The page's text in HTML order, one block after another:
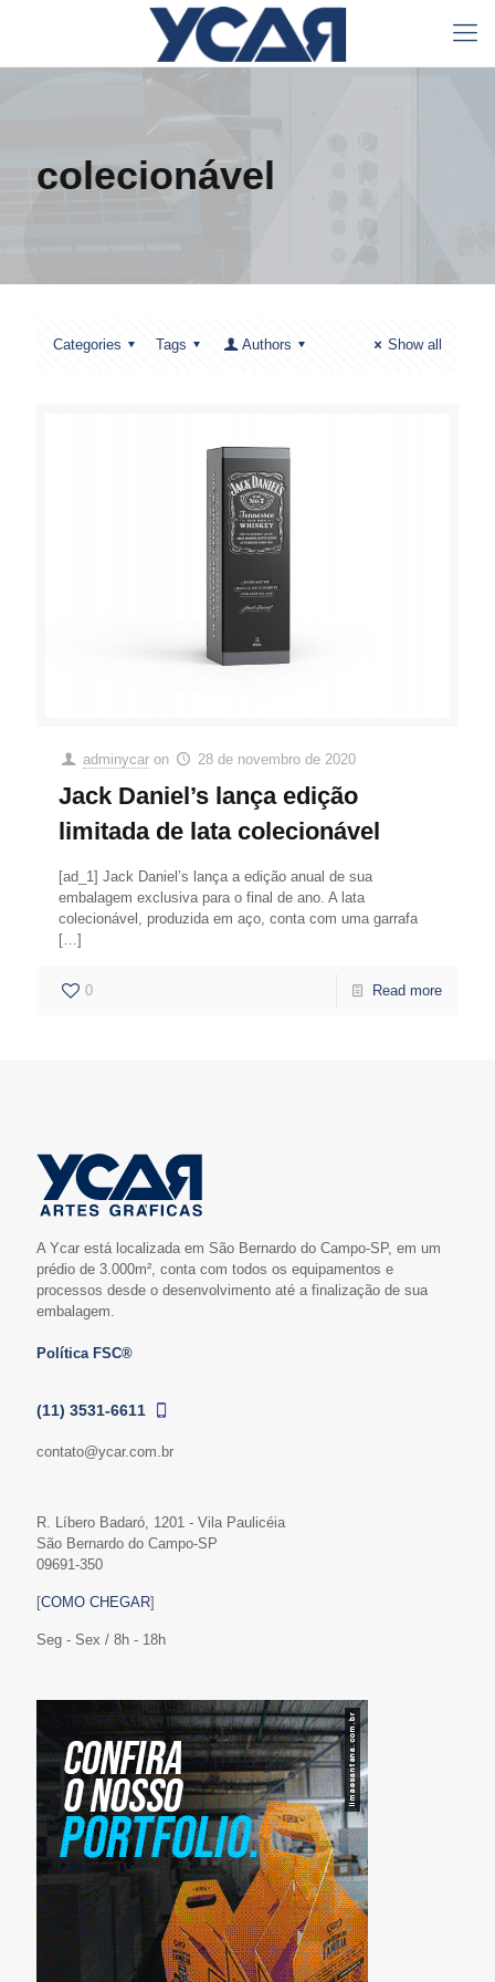
colecionável
Categories Tags Authors Show all
adminycar on 28 de novembro de 2020
Jack Daniel’s lança edição
limitada de lata colecionável
[ad_1] Jack Daniel’s lança a edição anual de sua
embalagem exclusiva para o final de ano. A lata
colecionável, produzida em aço, conta com uma garrafa
[…]
0 Read more
A Ycar está localizada em São Bernardo do Campo-SP, em um
prédio de 3.000m², conta com todos os equipamentos e
processos desde o desenvolvimento até a finalização de sua
embalagem.
Política FSC®
(11) 3531-6611
contato@ycar.com.br
R. Líbero Badaró, 1201 - Vila Paulicéia
São Bernardo do Campo-SP
09691-350
[COMO CHEGAR]
Seg - Sex / 8h - 18h